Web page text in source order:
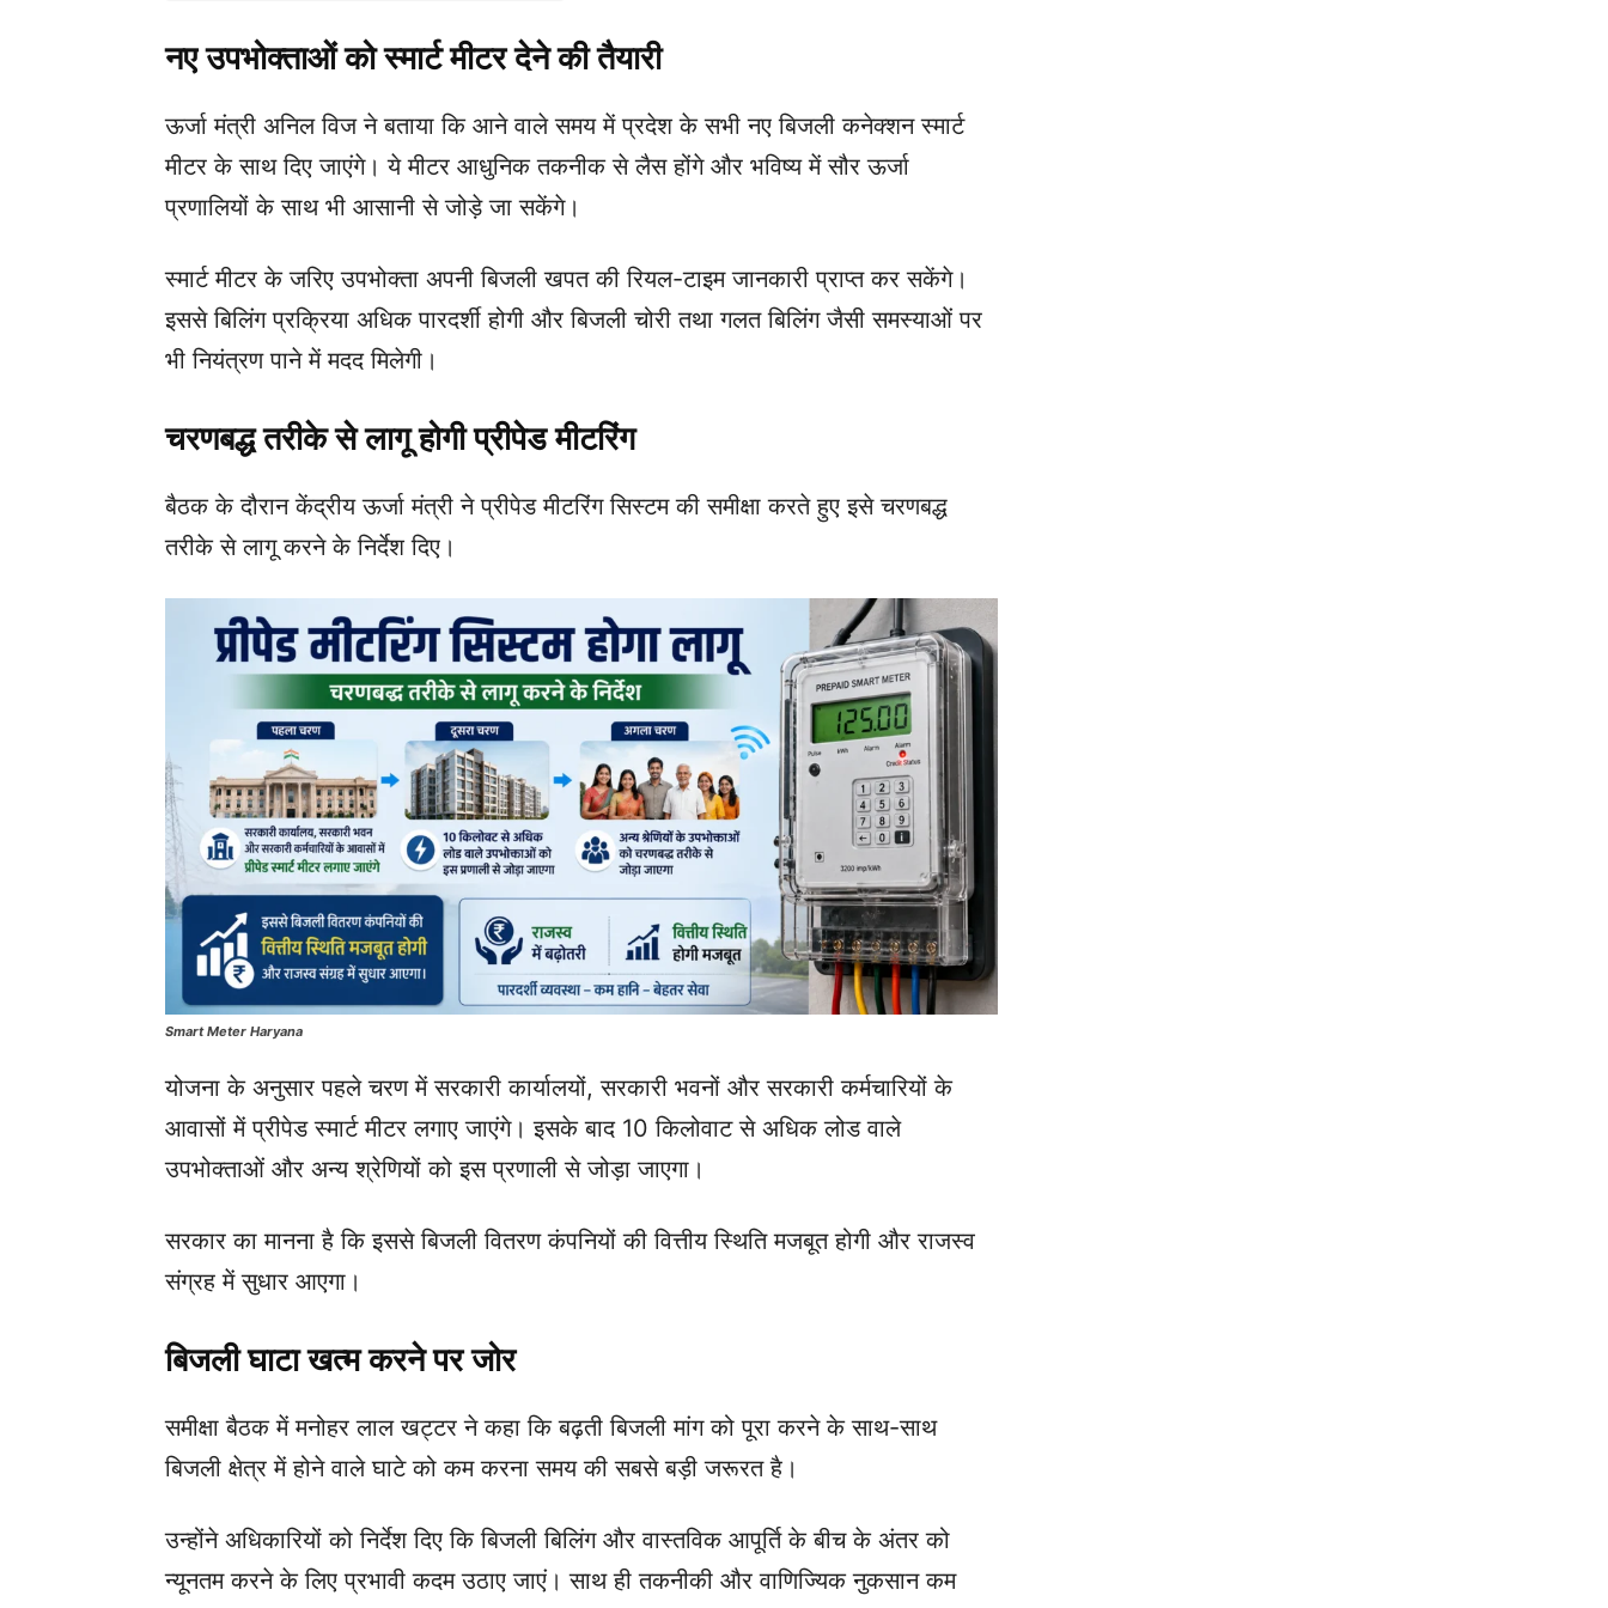
नए उपभोक्ताओं को स्मार्ट मीटर देने की तैयारी
ऊर्जा मंत्री अनिल विज ने बताया कि आने वाले समय में प्रदेश के सभी नए बिजली कनेक्शन स्मार्ट
मीटर के साथ दिए जाएंगे। ये मीटर आधुनिक तकनीक से लैस होंगे और भविष्य में सौर ऊर्जा
प्रणालियों के साथ भी आसानी से जोड़े जा सकेंगे।
स्मार्ट मीटर के जरिए उपभोक्ता अपनी बिजली खपत की रियल-टाइम जानकारी प्राप्त कर सकेंगे।
इससे बिलिंग प्रक्रिया अधिक पारदर्शी होगी और बिजली चोरी तथा गलत बिलिंग जैसी समस्याओं पर
भी नियंत्रण पाने में मदद मिलेगी।
चरणबद्ध तरीके से लागू होगी प्रीपेड मीटरिंग
बैठक के दौरान केंद्रीय ऊर्जा मंत्री ने प्रीपेड मीटरिंग सिस्टम की समीक्षा करते हुए इसे चरणबद्ध
तरीके से लागू करने के निर्देश दिए।
Smart Meter Haryana
योजना के अनुसार पहले चरण में सरकारी कार्यालयों, सरकारी भवनों और सरकारी कर्मचारियों के
आवासों में प्रीपेड स्मार्ट मीटर लगाए जाएंगे। इसके बाद 10 किलोवाट से अधिक लोड वाले
उपभोक्ताओं और अन्य श्रेणियों को इस प्रणाली से जोड़ा जाएगा।
सरकार का मानना है कि इससे बिजली वितरण कंपनियों की वित्तीय स्थिति मजबूत होगी और राजस्व
संग्रह में सुधार आएगा।
बिजली घाटा खत्म करने पर जोर
समीक्षा बैठक में मनोहर लाल खट्टर ने कहा कि बढ़ती बिजली मांग को पूरा करने के साथ-साथ
बिजली क्षेत्र में होने वाले घाटे को कम करना समय की सबसे बड़ी जरूरत है।
उन्होंने अधिकारियों को निर्देश दिए कि बिजली बिलिंग और वास्तविक आपूर्ति के बीच के अंतर को
न्यूनतम करने के लिए प्रभावी कदम उठाए जाएं। साथ ही तकनीकी और वाणिज्यिक नुकसान कम